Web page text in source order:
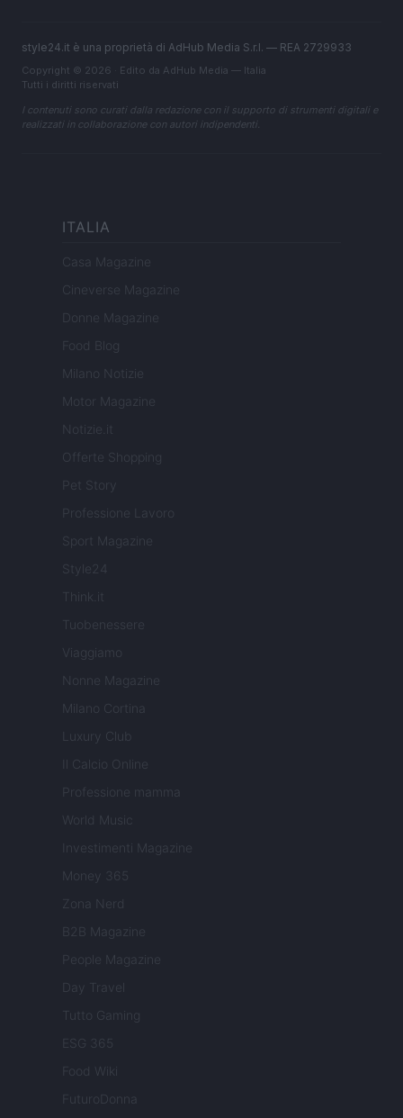
style24.it è una proprietà di AdHub Media S.r.l. — REA 2729933
Copyright © 2026 · Edito da AdHub Media — Italia
Tutti i diritti riservati
I contenuti sono curati dalla redazione con il supporto di strumenti digitali e
realizzati in collaborazione con autori indipendenti.
ITALIA
Casa Magazine
Cineverse Magazine
Donne Magazine
Food Blog
Milano Notizie
Motor Magazine
Notizie.it
Offerte Shopping
Pet Story
Professione Lavoro
Sport Magazine
Style24
Think.it
Tuobenessere
Viaggiamo
Nonne Magazine
Milano Cortina
Luxury Club
Il Calcio Online
Professione mamma
World Music
Investimenti Magazine
Money 365
Zona Nerd
B2B Magazine
People Magazine
Day Travel
Tutto Gaming
ESG 365
Food Wiki
FuturoDonna